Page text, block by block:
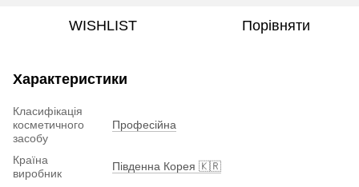
WISHLIST Порівняти
Характеристики
Класифікація
косметичного
засобу
Професійна
Країна
виробник
Південна Корея 🇰🇷